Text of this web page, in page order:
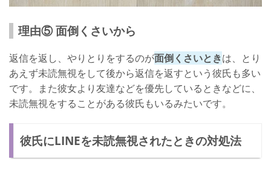
理由⑤ 面倒くさいから
返信を返し、やりとりをするのが面倒くさいときは、とり
あえず未読無視をして後から返信を返すという彼氏も多い
です。また彼女より友達などを優先しているときなどに、
未読無視をすることがある彼氏もいるみたいです。
彼氏にLINEを未読無視されたときの対処法